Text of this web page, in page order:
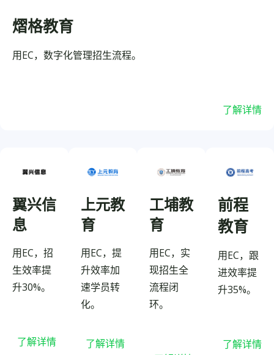
熠格教育
用EC，数字化管理招生流程。
了解详情
翼兴信
息
用EC，招
生效率提
升30%。
了解详情
上元教
育
用EC，提
升效率加
速学员转
化。
了解详情
工埔教
育
用EC，实
现招生全
流程闭
环。
前程
教育
用EC，跟
进效率提
升35%。
了解详情